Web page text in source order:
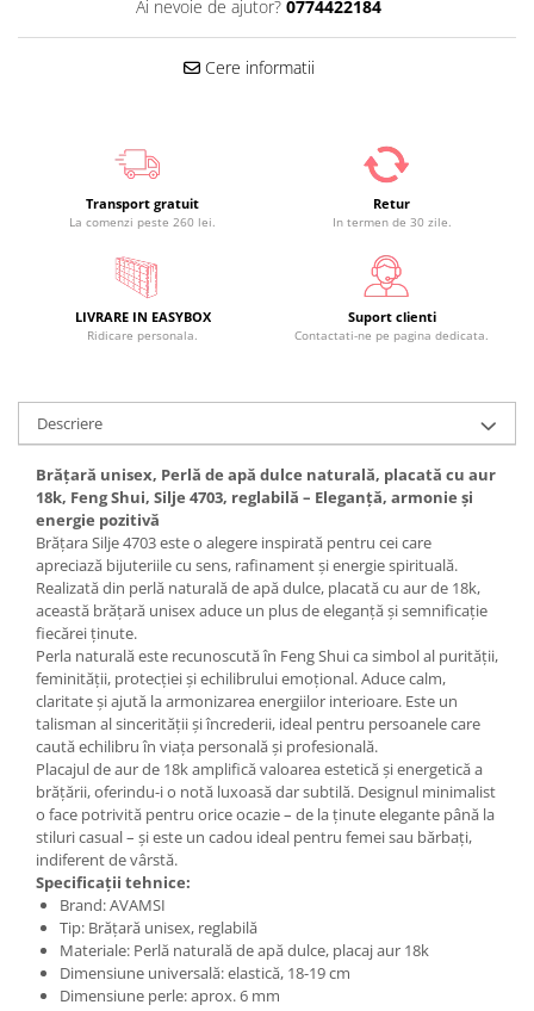
Ai nevoie de ajutor? 0774422184
Cere informatii
Transport gratuit
La comenzi peste 260 lei.
Retur
In termen de 30 zile.
LIVRARE IN EASYBOX
Ridicare personala.
Suport clienti
Contactati-ne pe pagina dedicata.
Descriere
Brățară unisex, Perlă de apă dulce naturală, placată cu aur
18k, Feng Shui, Silje 4703, reglabilă – Eleganță, armonie și
energie pozitivă
Brățara Silje 4703 este o alegere inspirată pentru cei care
apreciază bijuteriile cu sens, rafinament și energie spirituală.
Realizată din perlă naturală de apă dulce, placată cu aur de 18k,
această brățară unisex aduce un plus de eleganță și semnificație
fiecărei ținute.
Perla naturală este recunoscută în Feng Shui ca simbol al purității,
feminității, protecției și echilibrului emoțional. Aduce calm,
claritate și ajută la armonizarea energiilor interioare. Este un
talisman al sincerității și încrederii, ideal pentru persoanele care
caută echilibru în viața personală și profesională.
Placajul de aur de 18k amplifică valoarea estetică și energetică a
brățării, oferindu-i o notă luxoasă dar subtilă. Designul minimalist
o face potrivită pentru orice ocazie – de la ținute elegante până la
stiluri casual – și este un cadou ideal pentru femei sau bărbați,
indiferent de vârstă.
Specificații tehnice:
Brand: AVAMSI
Tip: Brățară unisex, reglabilă
Materiale: Perlă naturală de apă dulce, placaj aur 18k
Dimensiune universală: elastică, 18-19 cm
Dimensiune perle: aprox. 6 mm